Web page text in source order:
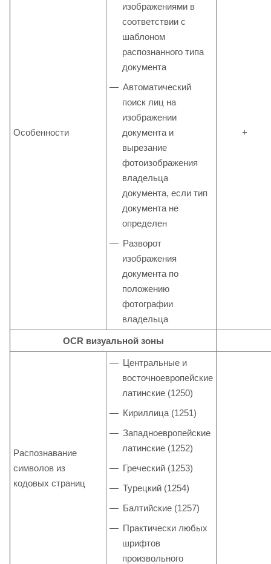
Особенности
изображениями в
соответствии с
шаблоном
распознанного типа
документа
Автоматический
поиск лиц на
изображении
документа и
вырезание
фотоизображения
владельца
документа, если тип
документа не
определен
Разворот
изображения
документа по
положению
фотографии
владельца
+
OCR визуальной зоны
Распознавание
символов из
кодовых страниц
Центральные и
восточноевропейские
латинские (1250)
Кириллица (1251)
Западноевропейские
латинские (1252)
Греческий (1253)
Турецкий (1254)
Балтийские (1257)
Практически любых
шрифтов
произвольного